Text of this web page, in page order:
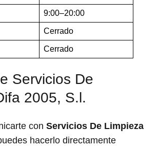
9:00–20:00
Cerrado
Cerrado
Servicios De
2005, S.l.
con Servicios De Limpieza
hacerlo directamente